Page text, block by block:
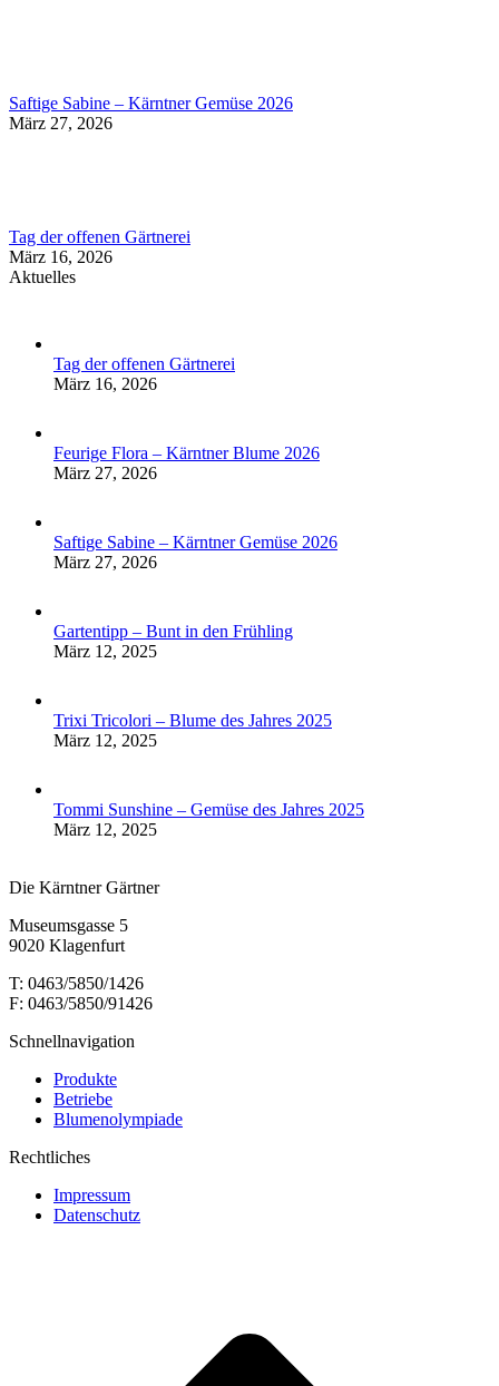
Saftige Sabine – Kärntner Gemüse 2026
März 27, 2026
Tag der offenen Gärtnerei
März 16, 2026
Aktuelles
Tag der offenen Gärtnerei
März 16, 2026
Feurige Flora – Kärntner Blume 2026
März 27, 2026
Saftige Sabine – Kärntner Gemüse 2026
März 27, 2026
Gartentipp – Bunt in den Frühling
März 12, 2025
Trixi Tricolori – Blume des Jahres 2025
März 12, 2025
Tommi Sunshine – Gemüse des Jahres 2025
März 12, 2025
Die Kärntner Gärtner
Museumsgasse 5
9020 Klagenfurt
T: 0463/5850/1426
F: 0463/5850/91426
Schnellnavigation
Produkte
Betriebe
Blumenolympiade
Rechtliches
Impressum
Datenschutz